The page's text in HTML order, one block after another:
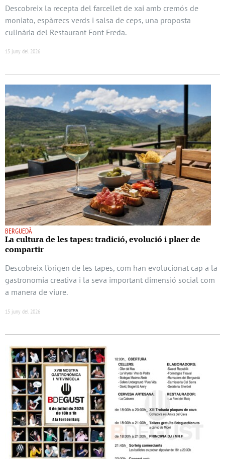
Descobreix la recepta del farcellet de xai amb cremós de
moniato, espàrrecs verds i salsa de ceps, una proposta
culinària del Restaurant Font Freda.
15 juny del 2026
BERGUEDÀ
La cultura de les tapes: tradició, evolució i plaer de
compartir
Descobreix l’origen de les tapes, com han evolucionat cap a la
gastronomia creativa i la seva important dimensió social com
a manera de viure.
15 juny del 2026